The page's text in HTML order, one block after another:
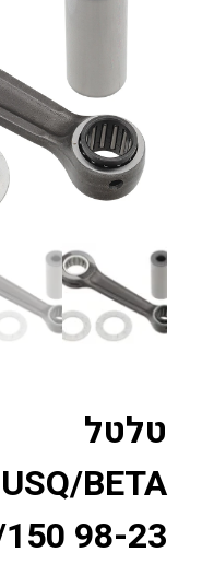
טלטל
BETA
98-23